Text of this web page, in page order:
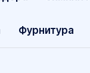
Фурнитура